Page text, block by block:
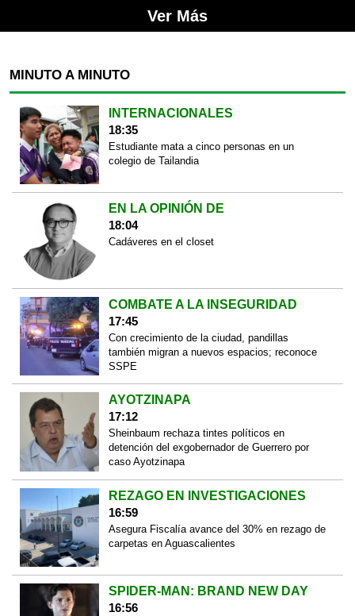
Ver Más
MINUTO A MINUTO
INTERNACIONALES
18:35
Estudiante mata a cinco personas en un
colegio de Tailandia
EN LA OPINIÓN DE
18:04
Cadáveres en el closet
COMBATE A LA INSEGURIDAD
17:45
Con crecimiento de la ciudad, pandillas
también migran a nuevos espacios; reconoce
SSPE
AYOTZINAPA
17:12
Sheinbaum rechaza tintes políticos en
detención del exgobernador de Guerrero por
caso Ayotzinapa
REZAGO EN INVESTIGACIONES
16:59
Asegura Fiscalía avance del 30% en rezago de
carpetas en Aguascalientes
SPIDER-MAN: BRAND NEW DAY
16:56